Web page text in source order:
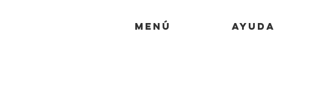
MENÚ AYUDA